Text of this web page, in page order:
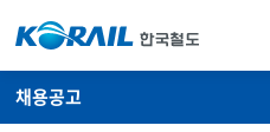
채용공고